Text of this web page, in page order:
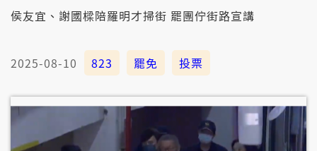
侯友宜、謝國樑陪羅明才掃街 罷團佇街路宣講
2025-08-10 823 罷免 投票